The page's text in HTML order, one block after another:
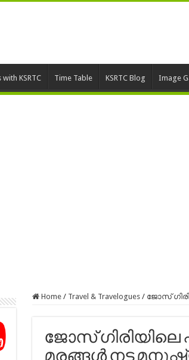
KSRTC Time Table KSRTC Blog Image
Home / Travel & Travelogues / ജോസ്
ജോസ് ഗിരിയിലെ